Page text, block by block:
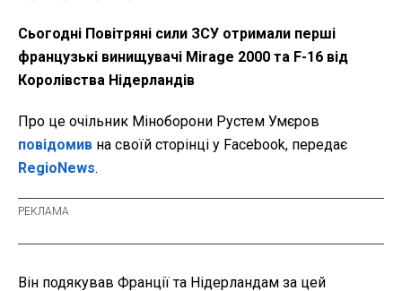
Сьогодні Повітряні сили ЗСУ отримали перші
французькі винищувачі Mirage 2000 та F-16 від
Королівства Нідерландів
Про це очільник Міноборони Рустем Умєров
повідомив на своїй сторінці у Facebook, передає
RegioNews.
Він подякував Франції та Нідерландам за цей